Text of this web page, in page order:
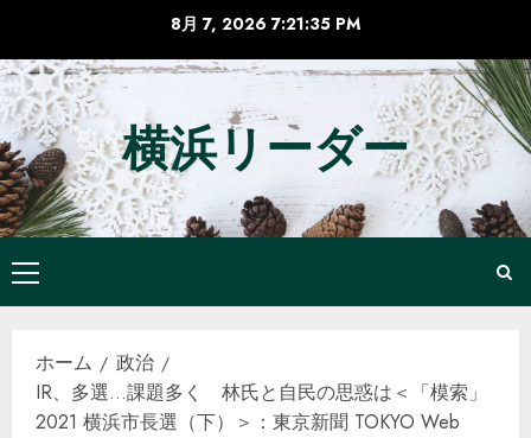
テ
ン
ツ
へ
ス
キ
プ
8月 7, 2026 7:21:36 PM
横浜リーダー
メ
イ
メ
ニ
ュ
ホーム
政治
IR、多選…課題多く 林氏と自民の思惑は＜「模索」
2021 横浜市長選（下）＞：東京新聞 TOKYO Web